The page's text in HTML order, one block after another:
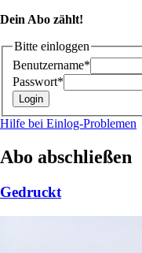
Dein Abo zählt!
Bitte einloggen
Benutzername*
Passwort*
Hilfe bei Einlog-Problemen
Abo abschließen
Gedruckt